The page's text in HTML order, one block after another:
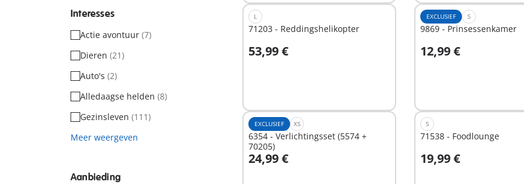
Interesses
Actie avontuur (7)
Dieren (21)
Auto's (2)
Alledaagse helden (8)
Gezinsleven (111)
Meer weergeven
Aanbieding
L
71203 - Reddingshelikopter
53,99 €
In winkelwagen
EXCLUSIEF S
9869 - Prinsessenkamer
12,99 €
In winkelwagen
EXCLUSIEF XS
6354 - Verlichtingsset (5574 +
70205)
24,99 €
In winkelwagen
S
71538 - Foodlounge
19,99 €
In winkelwagen